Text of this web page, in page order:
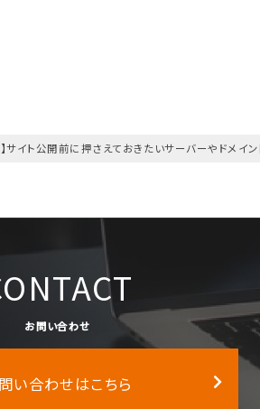
】サイト公開前に押さえておきたいサーバーやドメイ
お問い合わせ
い合わせはこちら